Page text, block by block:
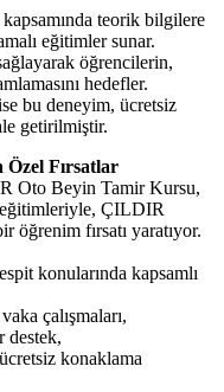
teorik bilgilere
eğitimler sunar.
öğrencilerin,
hedefler.
bu deneyim, ücretsiz
getirilmiştir.
Fırsatlar
Oto Beyin Tamir Kursu,
ÇILDIR
öğrenim fırsatı yaratıyor.
konularında kapsamlı
çalışmaları,
destek,
konaklama